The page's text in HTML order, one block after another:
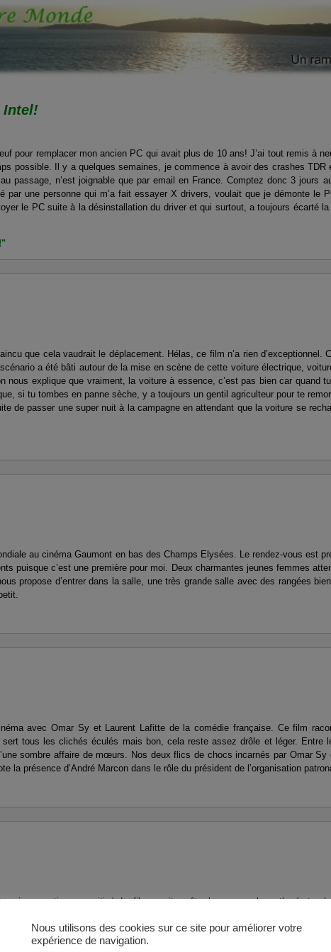
Intel!
pour remplacer mon ancien PC qui avait plus de 10 ans! J’ai tout remis à
possible. Il y a quelques semaines, je commence à avoir des crashes TDR
passage, n’est joignable que par email en France. Comptez donc 3 jours
par une personne qui m’a fait essayer X drivers, voulait que je démonte le
le PC suite à la désinstallation du driver et qui surtout, a toujours écarté la
que cela vaudrait le déplacement. Hélas, ce film n’a rien d’exceptionnel.
a été bâti autour de la mise en scène de cette voiture électrique,
explique que vraiment, la voiture à essence, c’est pas bien car quand
si tu tombes en panne sèche, y a toujours un gentil agriculteur pour te
de passer une super nuit à la campagne en attendant que la voiture se
au cinéma Gaumont en bas des Champs Elysées. Le rendez-vous est
puisque c’est une première pour moi. Deux charmantes jeunes femmes
propose d’entrer dans la salle, une très grande salle avec des rangées
avec Omar Sy et Laurent Lafitte de la comédie française. Ce film
tous les clichés éculés mais bon, cela reste assez drôle et léger. Entre
sombre affaire de mœurs. Nos deux flics de chocs incarnés par Omar Sy
la présence d’André Marcon dans le rôle du président de l’organisation
suis ressorti assez mitigé. Le film aurait pu être beaucoup plus rythmé et
Iran à la fin des années 70. Le film est assez binaire.
Nous utilisons des cookies sur ce site pour améliorer votre
expérience de navigation.